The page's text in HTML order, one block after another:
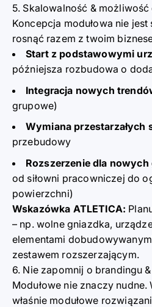
5. Skalowalność &
Koncepcja modułowa nie
rosnąć razem z twoim
Start z podstawowymi
późniejsza rozbudowa o
Integracja nowych
grupowe)
Wymiana przestarzałych
przebudowy
Rozszerzenie dla nowych
od siłowni pracowniczej doo
powierzchni)
Wskazówka ATLETICA:
– np. wolne gniazdka, urządz
elementami
zestawem rozszerzającym.
6. Nie zapomnij o brandingu
Modułowe nie znaczy nudne.
właśnie modułowe